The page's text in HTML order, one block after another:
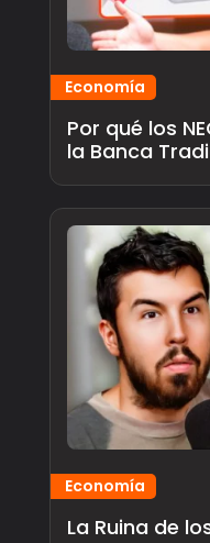
Economía
Por qué los
la Banca
Economía
La Ruina de